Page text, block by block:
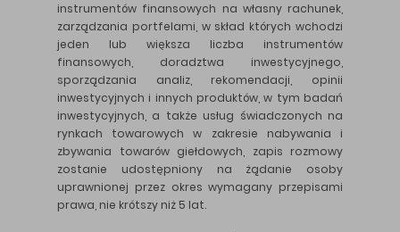
instrumentów finansowych na własny rachunek,
zarządzania portfelami, w skład których wchodzi
jeden lub większa liczba instrumentów
finansowych, doradztwa inwestycyjnego,
sporządzania analiz, rekomendacji, opinii
inwestycyjnych i innych produktów, w tym badań
inwestycyjnych, a także usług świadczonych na
rynkach towarowych w zakresie nabywania i
zbywania towarów giełdowych, zapis rozmowy
zostanie udostępniony na żądanie osoby
uprawnionej przez okres wymagany przepisami
prawa, nie krótszy niż 5 lat.